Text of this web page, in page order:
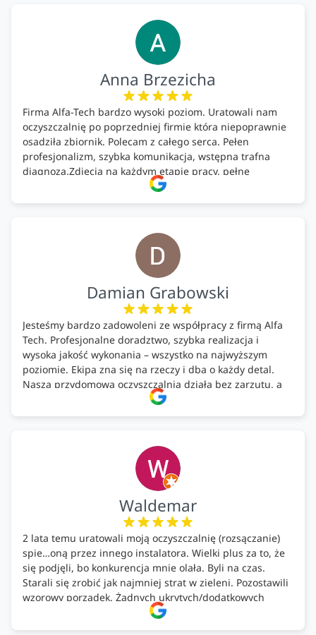
Anna Brzezicha
Firma Alfa-Tech bardzo wysoki poziom. Uratowali nam
oczyszczalnię po poprzedniej firmie która niepoprawnie
osadziła zbiornik. Polecam z całego serca. Pełen
profesjonalizm, szybka komunikacja, wstępna trafna
diagnoza.Zdjęcia na każdym etapie pracy, pełne
doradztwo.Dobrze wyszkoleni i znający się na rzeczy.
Podsumowując ekipa na wysokim poziomie, rzetelna.
Damian Grabowski
Jesteśmy bardzo zadowoleni ze współpracy z firmą Alfa
Tech. Profesjonalne doradztwo, szybka realizacja i
wysoka jakość wykonania – wszystko na najwyższym
poziomie. Ekipa zna się na rzeczy i dba o każdy detal.
Nasza przydomowa oczyszczalnia działa bez zarzutu, a
całość została wykonana zgodnie z terminem i
ustaleniami. Z czystym sumieniem polecamy Alfa Tech
ekologicznych rozwiązań!🍀
Waldemar
2 lata temu uratowali moją oczyszczalnię (rozsączanie)
spie…oną przez innego instalatora. Wielki plus za to, że
się podjęli, bo konkurencja mnie olała. Byli na czas.
Starali się zrobić jak najmniej strat w zieleni. Pozostawili
wzorowy porządek. Żadnych ukrytych/dodatkowych
kosztów. Zaskoczenie. Kontakt bardzo OK. Obsługa
pomontażowa również OK. A ich środki do oczyszczalni –